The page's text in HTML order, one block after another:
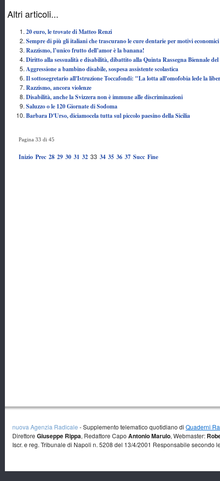
Altri articoli...
20 euro, le trovate di Matteo Renzi
Sempre di più gli italiani che trascurano le cure dentarie per motivi economici
Razzismo, l’unico frutto dell’amor è la banana!
Diritto alla sessualità e disabilità, dibattito alla Quinta Rassegna Biennale
Aggressione a bambino disabile, sospesa assistente scolastica
Il sottosegretario all'Istruzione Toccafondi: "La lotta all'omofobia lede la
Razzismo, ancora violenze
Disabilità, anche la Svizzera non è immune alle discriminazioni
Saluzzo o le 120 Giornate di Sodoma
Barbara D'Urso, diciamocela tutta sul piccolo paesino della Sicilia
Pagina 33 di 45
Inizio Prec 28 29 30 31 32 33 34 35 36 37 Succ Fine
nuova Agenzia Radicale - Supplemento telematico quotidiano di Quaderni
Direttore Giuseppe Rippa, Redattore Capo Antonio Marulo, Webmaster:
Iscr. e reg. Tribunale di Napoli n. 5208 del 13/4/2001 Responsabile secondo